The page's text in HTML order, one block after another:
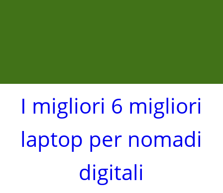
I migliori 6 migliori
laptop per nomadi
digitali